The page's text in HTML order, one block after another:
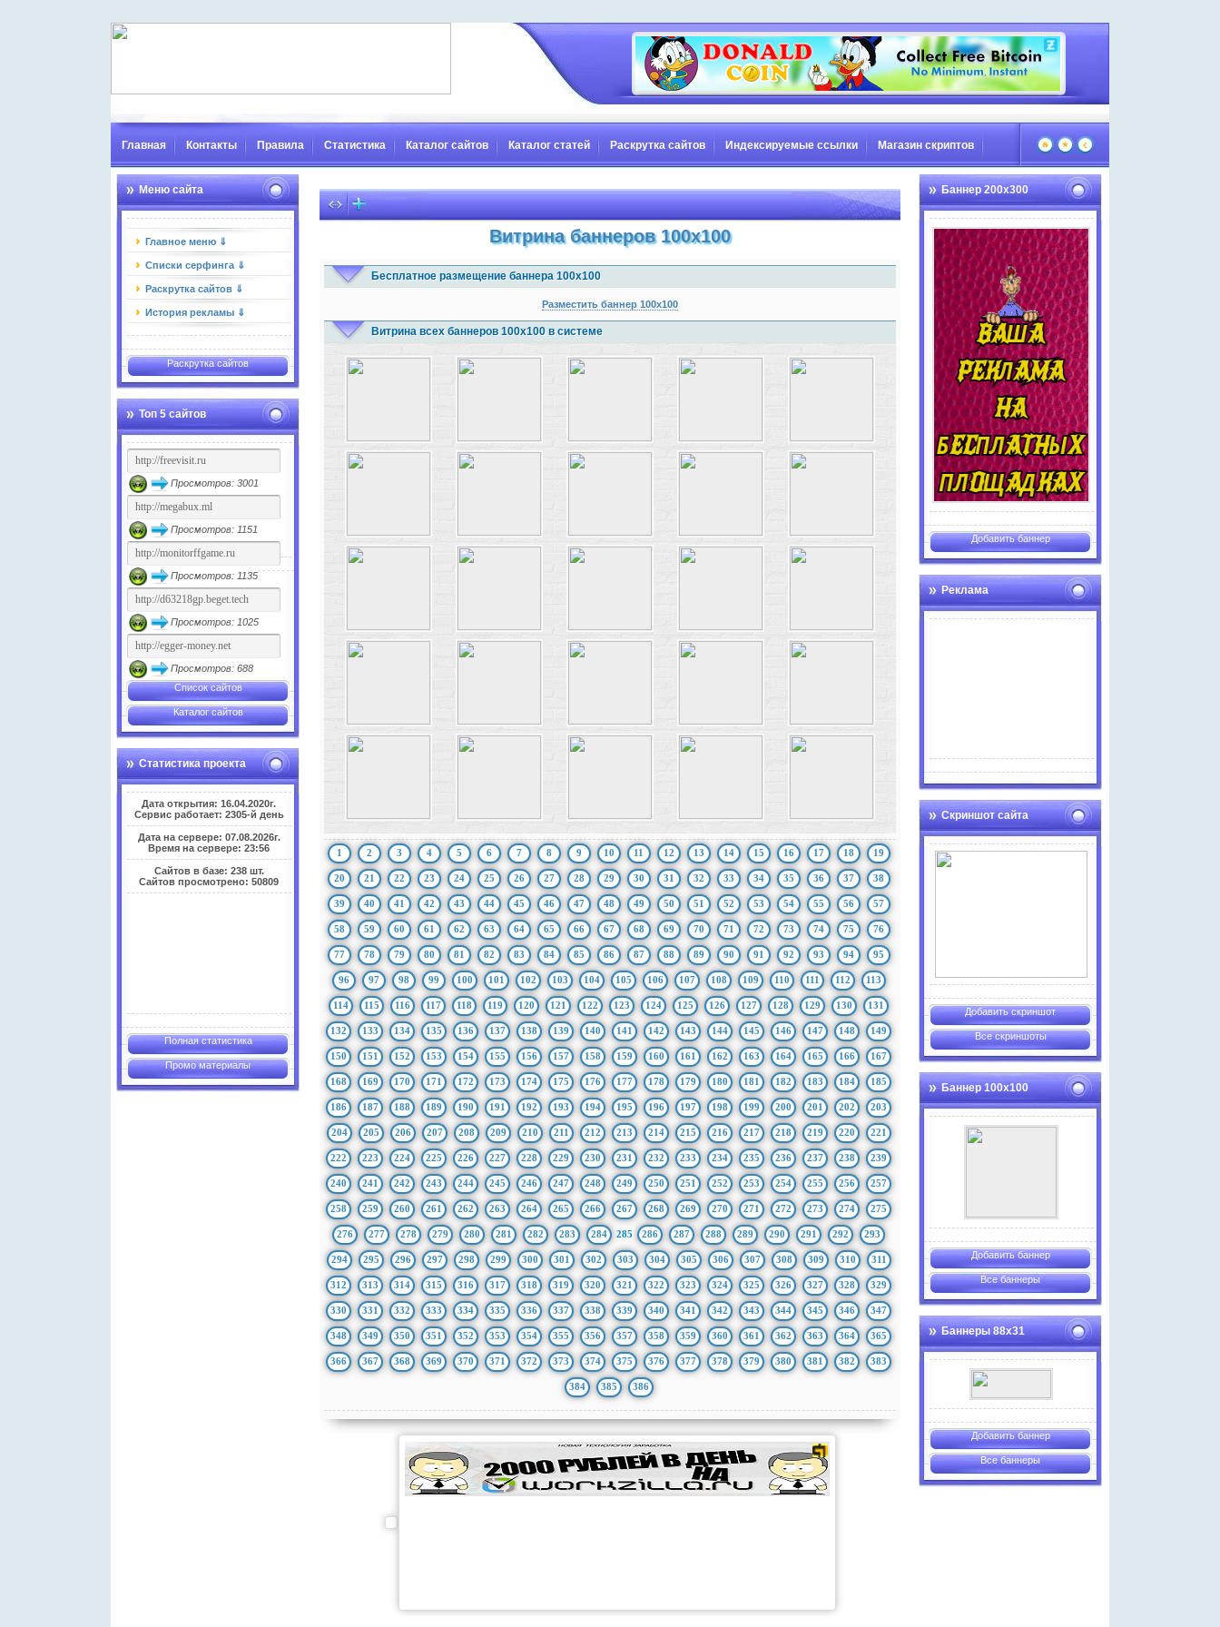
Главная Контакты Правила Статистика Каталог сайтов Каталог статей Раскрутка сайтов Индексируемые ссылки Магазин скриптов
Меню сайта
Главное меню ⇓
Списки серфинга ⇓
Раскрутка сайтов ⇓
История рекламы ⇓
Раскрутка сайтов
Топ 5 сайтов
Просмотров: 3001
Просмотров: 1151
Просмотров: 1135
Просмотров: 1025
Просмотров: 688
Список сайтов
Каталог сайтов
Статистика проекта
Дата открытия: 16.04.2020г.
Сервис работает: 2305-й день
Дата на сервере: 07.08.2026г.
Время на сервере: 23:56
Сайтов в базе: 238 шт.
Сайтов просмотрено: 50809
Полная статистика
Промо материалы
Баннер 200х300
Добавить баннер
Реклама
Скриншот сайта
Добавить скриншот
Все скриншоты
Баннер 100х100
Добавить баннер
Все баннеры
Баннеры 88х31
Добавить баннер
Все баннеры
Витрина баннеров 100x100
Бесплатное размещение баннера 100x100
Разместить баннер 100x100
Витрина всех баннеров 100x100 в системе
1 2 3 4 5 6 7 8 9 10 11 12 13 14 15 16 17 18 19
20 21 22 23 24 25 26 27 28 29 30 31 32 33 34 35 36 37 38
39 40 41 42 43 44 45 46 47 48 49 50 51 52 53 54 55 56 57
58 59 60 61 62 63 64 65 66 67 68 69 70 71 72 73 74 75 76
77 78 79 80 81 82 83 84 85 86 87 88 89 90 91 92 93 94 95
96 97 98 99 100 101 102 103 104 105 106 107 108 109 110 111 112 113
114 115 116 117 118 119 120 121 122 123 124 125 126 127 128 129 130 131
132 133 134 135 136 137 138 139 140 141 142 143 144 145 146 147 148 149
150 151 152 153 154 155 156 157 158 159 160 161 162 163 164 165 166 167
168 169 170 171 172 173 174 175 176 177 178 179 180 181 182 183 184 185
186 187 188 189 190 191 192 193 194 195 196 197 198 199 200 201 202 203
204 205 206 207 208 209 210 211 212 213 214 215 216 217 218 219 220 221
222 223 224 225 226 227 228 229 230 231 232 233 234 235 236 237 238 239
240 241 242 243 244 245 246 247 248 249 250 251 252 253 254 255 256 257
258 259 260 261 262 263 264 265 266 267 268 269 270 271 272 273 274 275
276 277 278 279 280 281 282 283 284 285 286 287 288 289 290 291 292 293
294 295 296 297 298 299 300 301 302 303 304 305 306 307 308 309 310 311
312 313 314 315 316 317 318 319 320 321 322 323 324 325 326 327 328 329
330 331 332 333 334 335 336 337 338 339 340 341 342 343 344 345 346 347
348 349 350 351 352 353 354 355 356 357 358 359 360 361 362 363 364 365
366 367 368 369 370 371 372 373 374 375 376 377 378 379 380 381 382 383
384 385 386